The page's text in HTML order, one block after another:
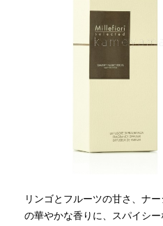
リンゴとフルーツの甘さ、ナ
の華やかな香りに、スパイシ